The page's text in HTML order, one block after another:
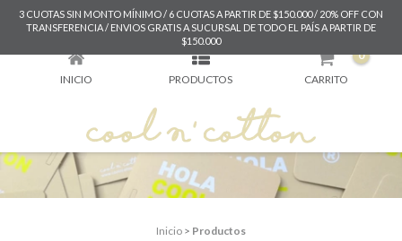
3 CUOTAS SIN MONTO MÍNIMO / 6 CUOTAS A PARTIR DE $150.000 / 20% OFF CON
TRANSFERENCIA / ENVIOS GRATIS A SUCURSAL DE TODO EL PAÍS A PARTIR DE
$150.000
PRODUCTOS
INICIO PRODUCTOS CARRITO
0
Inicio > Productos